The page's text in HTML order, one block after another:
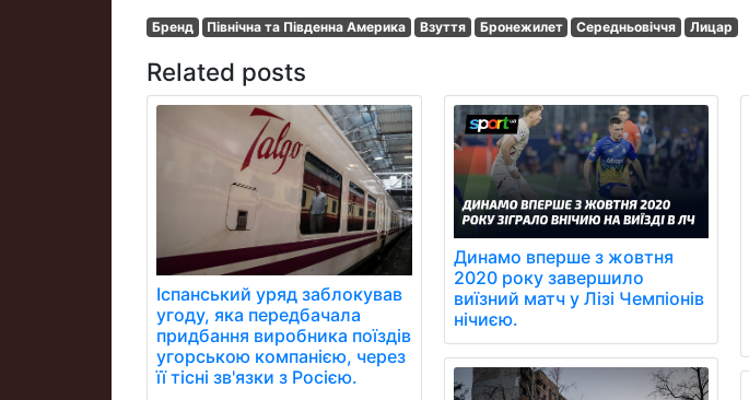
Бренд Північна та Південна Америка Взуття Бронежилет Середньовіччя Лицар
Related posts
Іспанський уряд заблокував
угоду, яка передбачала
придбання виробника поїздів
угорською компанією, через
її тісні зв'язки з Росією.
Динамо вперше з жовтня
2020 року завершило
виїзний матч у Лізі Чемпіонів
нічиєю.